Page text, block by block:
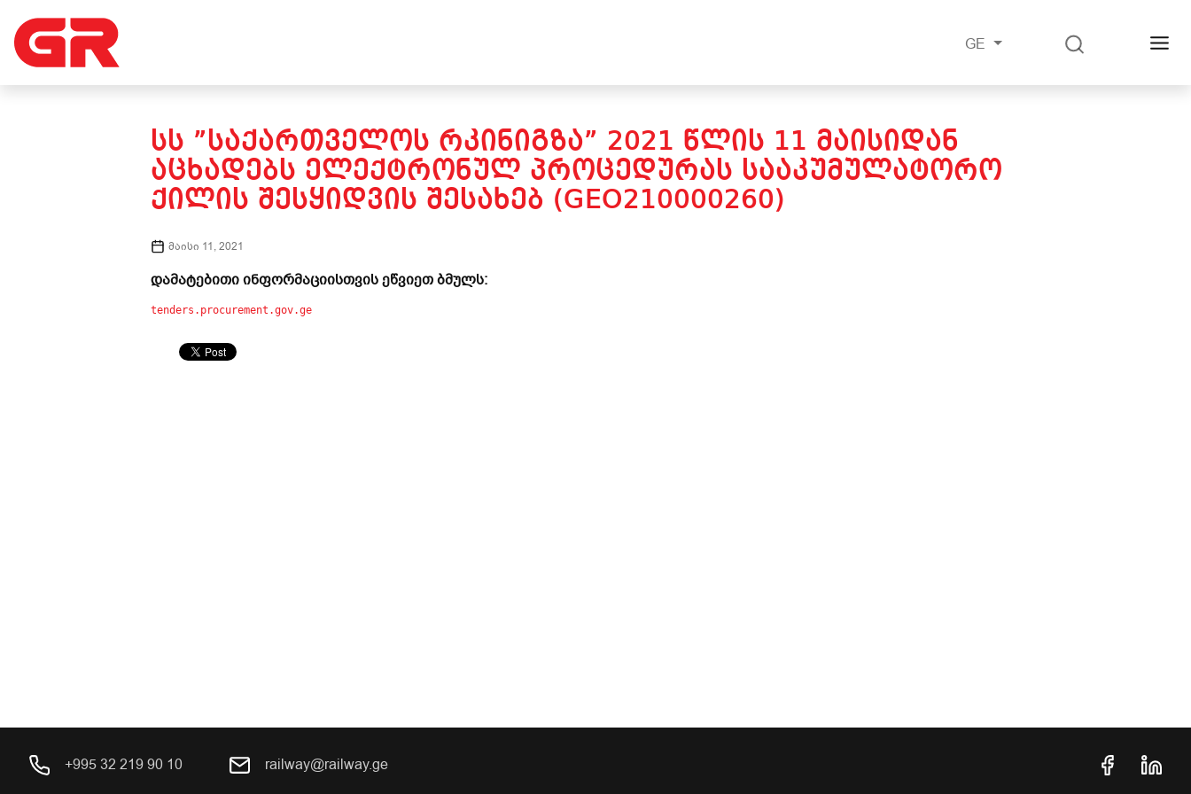
GE
ᲡᲡ ”ᲡᲐᲥᲐᲠᲗᲕᲔᲚᲝᲡ ᲠᲙᲘᲜᲘᲒᲖᲐ” 2021 ᲬᲚᲘᲡ 11 ᲛᲐᲘᲡᲘᲓᲐᲜ
ᲐᲪᲮᲐᲓᲔᲑᲡ ᲔᲚᲔᲥᲢᲠᲝᲜᲣᲚ ᲞᲠᲝᲪᲔᲓᲣᲠᲐᲡ ᲡᲐᲐᲙᲣᲛᲣᲚᲐᲢᲝᲠᲝ
ᲥᲘᲚᲘᲡ ᲨᲔᲡᲧᲘᲓᲕᲘᲡ ᲨᲔᲡᲐᲮᲔᲑ (GEO210000260)
მაისი 11, 2021
დამატებითი ინფორმაციისთვის ეწვიეთ ბმულს:
tenders.procurement.gov.ge
+995 32 219 90 10 railway@railway.ge